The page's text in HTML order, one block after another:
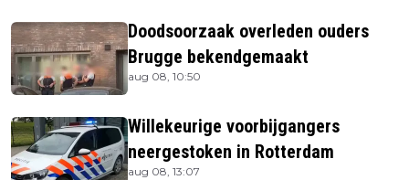
Doodsoorzaak overleden ouders
Brugge bekendgemaakt
aug 08, 10:50
Willekeurige voorbijgangers
neergestoken in Rotterdam
aug 08, 13:07